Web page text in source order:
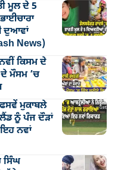
ਮੂਲ ਦੇ 5
ਦੁਆਵਾਂ
News)
ਕਿਸਮ ਦੇ
ਮੌਸਮ ’ਚ
ਮੁਕਾਬਲੇ
ਨੂੰ ਪੰਜ ਦੌੜਾਂ
ਨਵਾਂ
ਸਿੰਘ